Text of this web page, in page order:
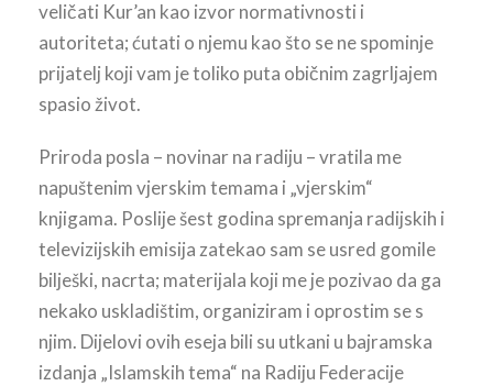
veličati Kur’an kao izvor normativnosti i
autoriteta; ćutati o njemu kao što se ne spominje
prijatelj koji vam je toliko puta običnim zagrljajem
spasio život.
Priroda posla – novinar na radiju – vratila me
napuštenim vjerskim temama i „vjerskim“
knjigama. Poslije šest godina spremanja radijskih i
televizijskih emisija zatekao sam se usred gomile
bilješki, nacrta; materijala koji me je pozivao da ga
nekako uskladištim, organiziram i oprostim se s
njim. Dijelovi ovih eseja bili su utkani u bajramska
izdanja „Islamskih tema“ na Radiju Federacije